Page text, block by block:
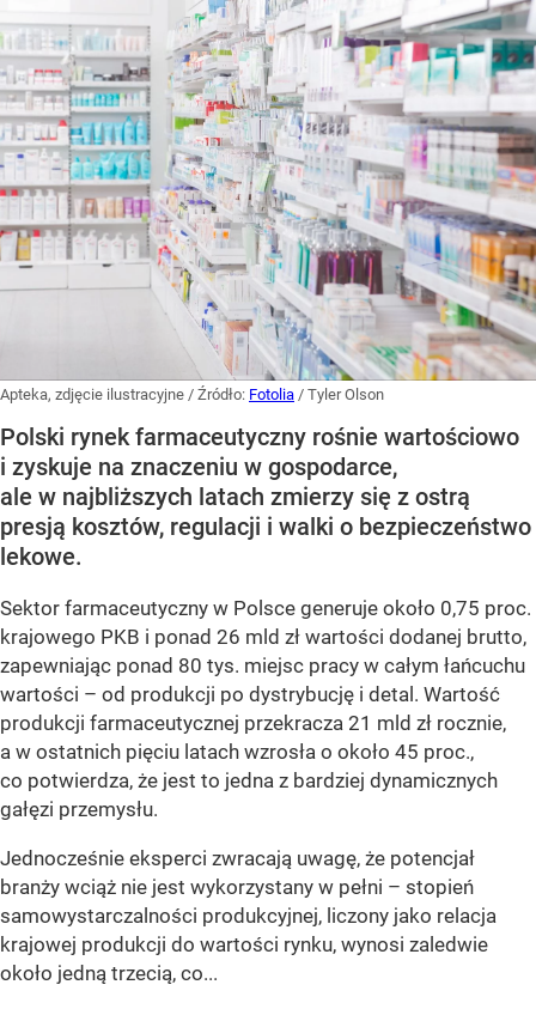
Apteka, zdjęcie ilustracyjne / Źródło: Fotolia / Tyler Olson
Polski rynek farmaceutyczny rośnie wartościowo
i zyskuje na znaczeniu w gospodarce,
ale w najbliższych latach zmierzy się z ostrą
presją kosztów, regulacji i walki o bezpieczeństwo
lekowe.
Sektor farmaceutyczny w Polsce generuje około 0,75 proc.
krajowego PKB i ponad 26 mld zł wartości dodanej brutto,
zapewniając ponad 80 tys. miejsc pracy w całym łańcuchu
wartości – od produkcji po dystrybucję i detal. Wartość
produkcji farmaceutycznej przekracza 21 mld zł rocznie,
a w ostatnich pięciu latach wzrosła o około 45 proc.,
co potwierdza, że jest to jedna z bardziej dynamicznych
gałęzi przemysłu.
Jednocześnie eksperci zwracają uwagę, że potencjał
branży wciąż nie jest wykorzystany w pełni – stopień
samowystarczalności produkcyjnej, liczony jako relacja
krajowej produkcji do wartości rynku, wynosi zaledwie
około jedną trzecią, co...